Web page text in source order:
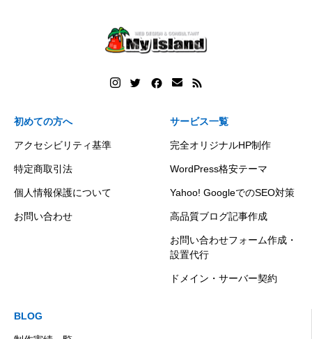
初めての方へ
アクセシビリティ基準
特定商取引法
個人情報保護について
お問い合わせ
サービス一覧
完全オリジナルHP制作
WordPress格安テーマ
Yahoo! GoogleでのSEO対策
高品質ブログ記事作成
お問い合わせフォーム作成・
設置代行
ドメイン・サーバー契約
BLOG